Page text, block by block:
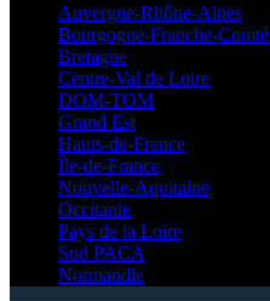
Auvergne-Rhône-Alpes
Bourgogne-Franche-Comté
Bretagne
Centre-Val de Loire
DOM-TOM
Grand Est
Hauts-de-France
Île-de-France
Nouvelle-Aquitaine
Occitanie
Pays de la Loire
Sud PACA
Normandie